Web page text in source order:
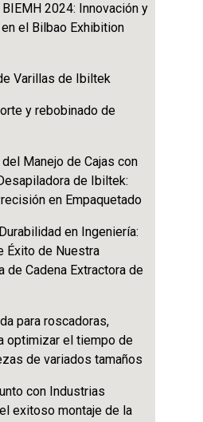
BIEMH 2024: Innovación y
el Bilbao Exhibition
Varillas de Ibiltek
y rebobinado de
Manejo de Cajas con
de Ibiltek:
en Empaquetado
en Ingeniería:
Éxito de Nuestra
de Cadena Extractora de
para roscadoras,
optimizar el tiempo de
de variados tamaños
con Industrias
el exitoso montaje de la